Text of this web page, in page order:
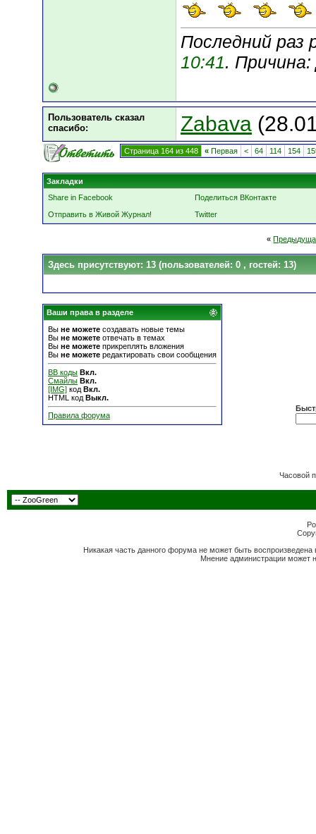
Последний раз
10:41.
Пользователь сказал
cпасибо:
Zabava
Страница 164 из 448 « Первая < 64 114 154
Закладки
Share in Facebook
Поделиться ВКонтакте
Отправить в Живой Журнал!
Twitter
«
Здесь присутствуют: 13 (пользователей: 0 , гостей: 13)
Ваши права в разделе
Вы не можете создавать новые темы
Вы не можете отвечать в темах
Вы не можете прикреплять вложения
Вы не можете редактировать свои сообщения
BB коды Вкл.
Смайлы Вкл.
[IMG] код Вкл.
HTML код Выкл.
Правила форума
Часовой
Никакая часть данного форума не может быть
Мнение администрации может